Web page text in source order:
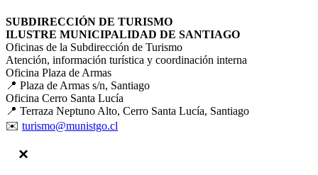
SUBDIRECCIÓN DE TURISMO
ILUSTRE MUNICIPALIDAD DE SANTIAGO
Oficinas de la Subdirección de Turismo
Atención, información turística y coordinación interna
Oficina Plaza de Armas
📍 Plaza de Armas s/n, Santiago
Oficina Cerro Santa Lucía
📍 Terraza Neptuno Alto, Cerro Santa Lucía, Santiago
✉️ turismo@munistgo.cl